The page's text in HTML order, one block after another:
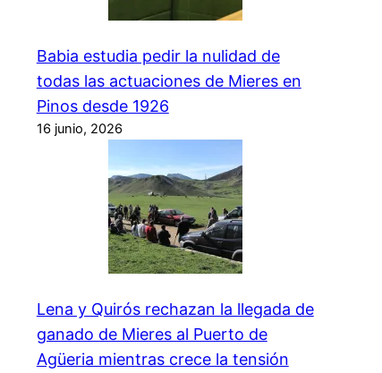
Babia estudia pedir la nulidad de
todas las actuaciones de Mieres en
Pinos desde 1926
16 junio, 2026
Lena y Quirós rechazan la llegada de
ganado de Mieres al Puerto de
Agüeria mientras crece la tensión